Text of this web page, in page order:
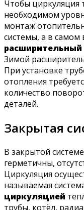
Чтобы циркуляция
необходимом
монтаж
системы, а в самом
расширительный
Зимой
При установке
отопления
количество
деталей.
Закрытая
В закрытой
герметичны,
Циркуляция
называемая
циркуляцией
трубы, котёл,